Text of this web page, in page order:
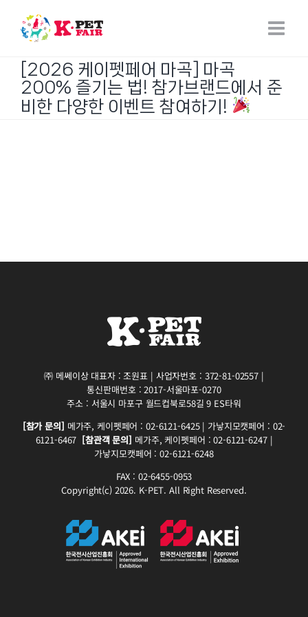
content
[2026 케이펫페어 마곡] 마곡
200% 즐기는 법! 참가브랜드에서 준
비한 다양한 이벤트 참여하기!
㈜ 메쎄이상 대표자 : 조원표 | 사업자번호 : 372-81-02557 |
통신판매번호 : 2017-서울마포-0270
주소 : 서울시 마포구 월드컵북로58길 9 ES타워
[참가 문의] 메가주, 케이펫페어 : 02-6121-6425 | 가낳지모캣페어 : 02-
6121-6467 [참관객 문의] 메가주, 케이펫페어 : 02-6121-6247 |
가낳지모캣페어 : 02-6121-6248
FAX : 02-6455-0953
Copyright(c) 2026. K-PET. All Right Reserved.